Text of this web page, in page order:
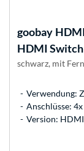
goobay
HDMI Switch
schwarz, mit
Verwendung:
Anschlüsse:
Version: